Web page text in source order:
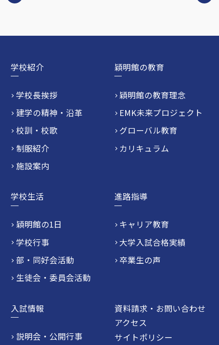
学校紹介
学校長挨拶
建学の精神・沿革
校訓・校歌
制服紹介
施設案内
穎明館の教育
穎明館の教育理念
EMK未来プロジェクト
グローバル教育
カリキュラム
学校生活
穎明館の1日
学校行事
部・同好会活動
生徒会・委員会活動
進路指導
キャリア教育
大学入試合格実績
卒業生の声
入試情報
説明会・公開行事
資料請求・お問い合わせ
アクセス
サイトポリシー